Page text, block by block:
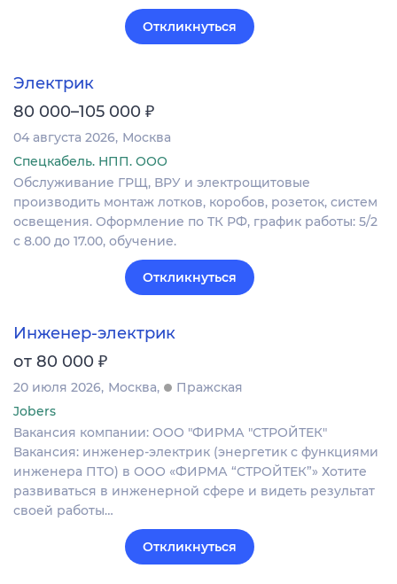
Откликнуться
Электрик
80 000–105 000 ₽
04 августа 2026 Москва
Спецкабель. НПП. ООО
Обслуживание ГРЩ, ВРУ и электрощитовые
производить монтаж лотков, коробов, розеток, систем
освещения. Оформление по ТК РФ, график работы: 5/2
с 8.00 до 17.00, обучение.
Откликнуться
Инженер-электрик
от 80 000 ₽
20 июля 2026 Москва
Пражская
Jobers
Вакансия компании: ООО "ФИРМА "СТРОЙТЕК"
Вакансия: инженер‑электрик (энергетик с функциями
инженера ПТО) в ООО «ФИРМА “СТРОЙТЕК”» Хотите
развиваться в инженерной сфере и видеть результат
своей работы…
Откликнуться